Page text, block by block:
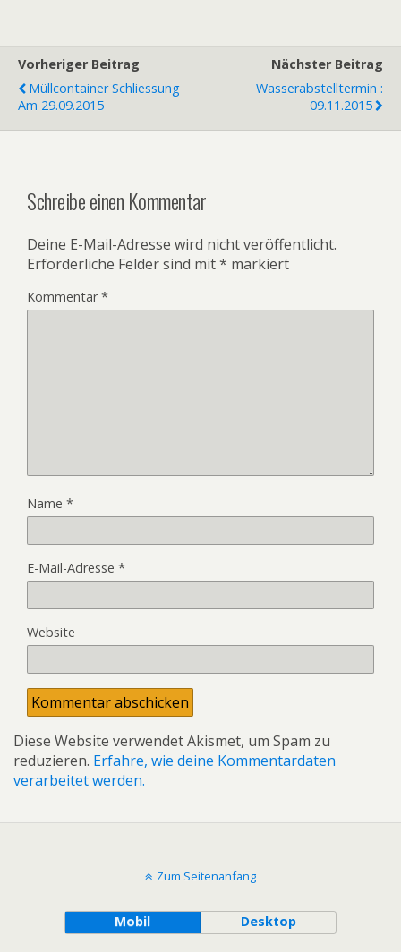
Vorheriger Beitrag
Müllcontainer Schliessung
Am 29.09.2015
Nächster Beitrag
Wasserabstelltermin :
09.11.2015
Schreibe einen Kommentar
Deine E-Mail-Adresse wird nicht veröffentlicht.
Erforderliche Felder sind mit* markiert
Kommentar*
Name *
E-Mail-Adresse *
Website
Diese Website verwendet Akismet, um Spam zu
reduzieren. Erfahre, wie deine Kommentardaten
verarbeitet werden.
Zum Seitenanfang
Mobil Desktop